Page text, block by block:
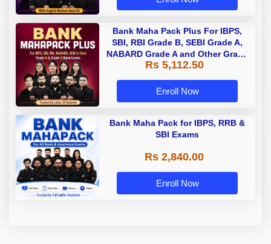
Bank Maha Pack Plus For IBPS,
SBI, RBI Grade B, SEBI Grade A,
NABARD Grade A and Other Grade
A & Grade B Bank Exams
Rs 5,112.50
Enroll Now
Bank Maha Pack for IBPS, RRB &
SBI Exams
Rs 2,840.00
Enroll Now